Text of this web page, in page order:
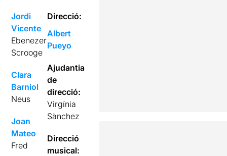
Jordi
Vicente
Ebenezer
Scrooge
Clara
Barniol
Neus
Joan
Mateo
Fred
Direcció:
Albert
Pueyo
Ajudantia
de
direcció:
Virgínia
Sànchez
Direcció
musical: